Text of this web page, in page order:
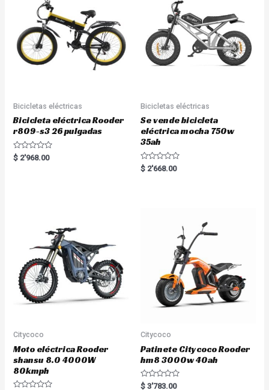
Bicicletas eléctricas
Bicicleta eléctrica Rooder
r809-s3 26 pulgadas
R
a
$ 2'968.00
Bicicletas eléctricas
Se vende bicicleta
eléctrica mocha 750w
35ah
R
a
$ 2'668.00
Citycoco
Moto eléctrica Rooder
shansu 8.0 4000W
80kmph
Citycoco
Patinete Citycoco Rooder
hm8 3000w 40ah
R
$ 3'783.00